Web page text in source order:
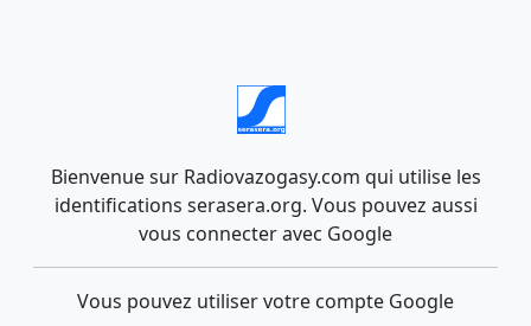
Bienvenue sur Radiovazogasy.com qui utilise les
identifications serasera.org. Vous pouvez aussi
vous connecter avec Google
Vous pouvez utiliser votre compte Google